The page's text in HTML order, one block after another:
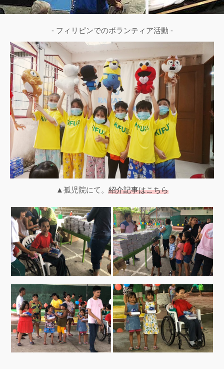
- フィリピンでのボランティア活動 -
▲孤児院にて。 紹介記事はこちら